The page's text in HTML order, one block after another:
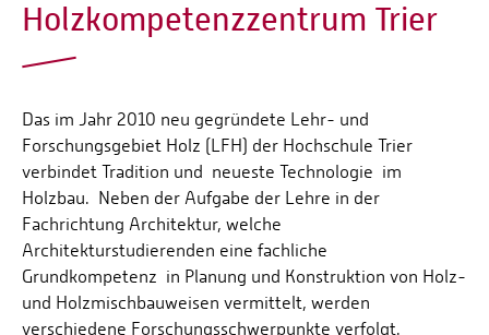
Holzkompetenzzentrum Trier
Das im Jahr 2010 neu gegründete Lehr- und
Forschungsgebiet Holz (LFH) der Hochschule Trier
verbindet Tradition und neueste Technologie im
Holzbau. Neben der Aufgabe der Lehre in der
Fachrichtung Architektur, welche
Architekturstudierenden eine fachliche
Grundkompetenz in Planung und Konstruktion von Holz-
und Holzmischbauweisen vermittelt, werden
verschiedene Forschungsschwerpunkte verfolgt.